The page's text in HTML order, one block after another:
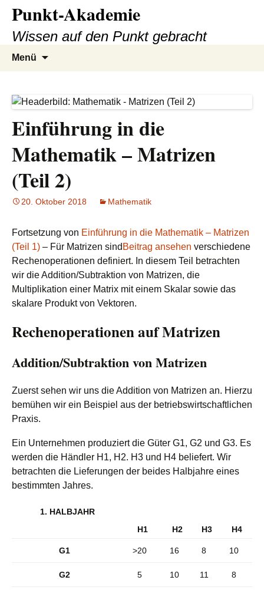
Zum
Inhalt
springen
Punkt-Akademie
Wissen auf den Punkt gebracht
Menü
Einführung in die
Mathematik – Matrizen
(Teil 2)
20. Oktober 2018 Mathematik
Fortsetzung von Einführung in die Mathematik – Matrizen
(Teil 1) – Für Matrizen sind Beitrag ansehen verschiedene
Rechenoperationen definiert. In diesem Teil betrachten
wir die Addition/Subtraktion von Matrizen, die
Multiplikation einer Matrix mit einem Skalar sowie das
skalare Produkt von Vektoren.
Rechenoperationen auf Matrizen
Addition/Subtraktion von Matrizen
Zuerst sehen wir uns die Addition von Matrizen an. Hierzu
bemühen wir ein Beispiel aus der betriebswirtschaftlichen
Praxis.
Ein Unternehmen produziert die Güter G1, G2 und G3. Es
werden die Händler H1, H2. H3 und H4 beliefert. Wir
betrachten die Lieferungen der beides Halbjahre eines
bestimmten Jahres.
1. HALBJAHR
H1
H2 H3 H4
G1 >20 16 8 10
G2 5 10 11 8